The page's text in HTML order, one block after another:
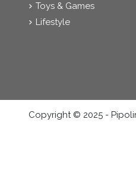
Toys & Games
Lifestyle
Copyright © 2025 -